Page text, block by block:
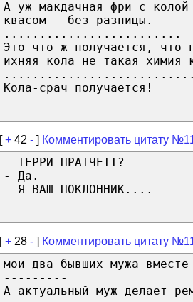
А уж макдачная фри с колой
квасом - без разницы.
.........................
Это что ж получается, что
ихняя кола не такая химия
Кола-срач получается!
[+ 42 - ] Комментировать цитату
- ТЕРРИ ПРАТЧЕТТ?
- Да.
- Я ВАШ ПОКЛОННИК....
[+ 28 - ] Комментировать цитату
мои два бывших мужа
---------
А актуальный муж делает